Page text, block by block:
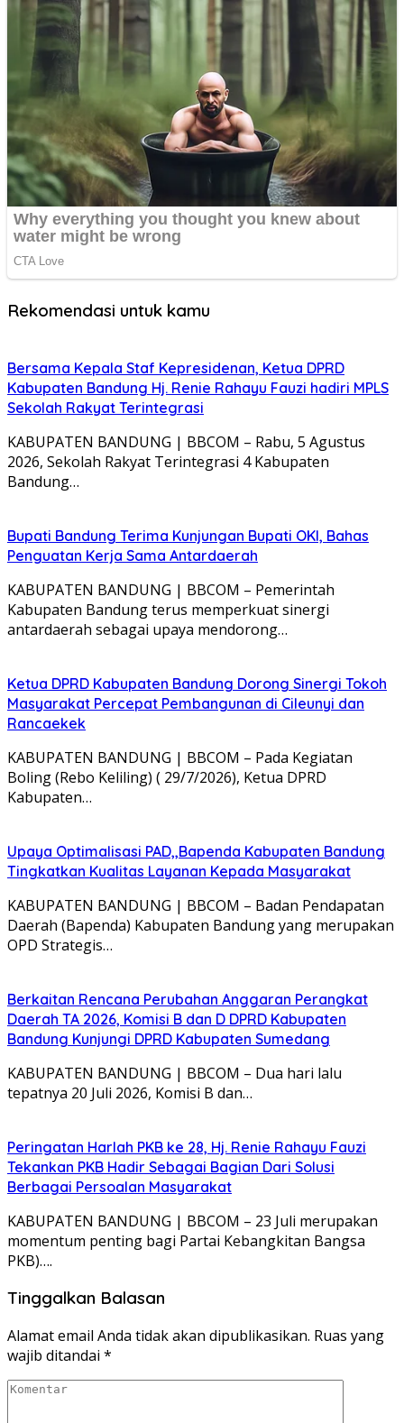
Rekomendasi untuk kamu
Bersama Kepala Staf Kepresidenan, Ketua DPRD
Kabupaten Bandung Hj. Renie Rahayu Fauzi hadiri MPLS
Sekolah Rakyat Terintegrasi
KABUPATEN BANDUNG | BBCOM – Rabu, 5 Agustus
2026, Sekolah Rakyat Terintegrasi 4 Kabupaten
Bandung…
Bupati Bandung Terima Kunjungan Bupati OKI, Bahas
Penguatan Kerja Sama Antardaerah
KABUPATEN BANDUNG | BBCOM – Pemerintah
Kabupaten Bandung terus memperkuat sinergi
antardaerah sebagai upaya mendorong…
Ketua DPRD Kabupaten Bandung Dorong Sinergi Tokoh
Masyarakat Percepat Pembangunan di Cileunyi dan
Rancaekek
KABUPATEN BANDUNG | BBCOM – Pada Kegiatan
Boling (Rebo Keliling) ( 29/7/2026), Ketua DPRD
Kabupaten…
Upaya Optimalisasi PAD,,Bapenda Kabupaten Bandung
Tingkatkan Kualitas Layanan Kepada Masyarakat
KABUPATEN BANDUNG | BBCOM – Badan Pendapatan
Daerah (Bapenda) Kabupaten Bandung yang merupakan
OPD Strategis…
Berkaitan Rencana Perubahan Anggaran Perangkat
Daerah TA 2026, Komisi B dan D DPRD Kabupaten
Bandung Kunjungi DPRD Kabupaten Sumedang
KABUPATEN BANDUNG | BBCOM – Dua hari lalu
tepatnya 20 Juli 2026, Komisi B dan…
Peringatan Harlah PKB ke 28, Hj. Renie Rahayu Fauzi
Tekankan PKB Hadir Sebagai Bagian Dari Solusi
Berbagai Persoalan Masyarakat
KABUPATEN BANDUNG | BBCOM – 23 Juli merupakan
momentum penting bagi Partai Kebangkitan Bangsa
PKB)….
Tinggalkan Balasan
Alamat email Anda tidak akan dipublikasikan. Ruas yang
wajib ditandai *